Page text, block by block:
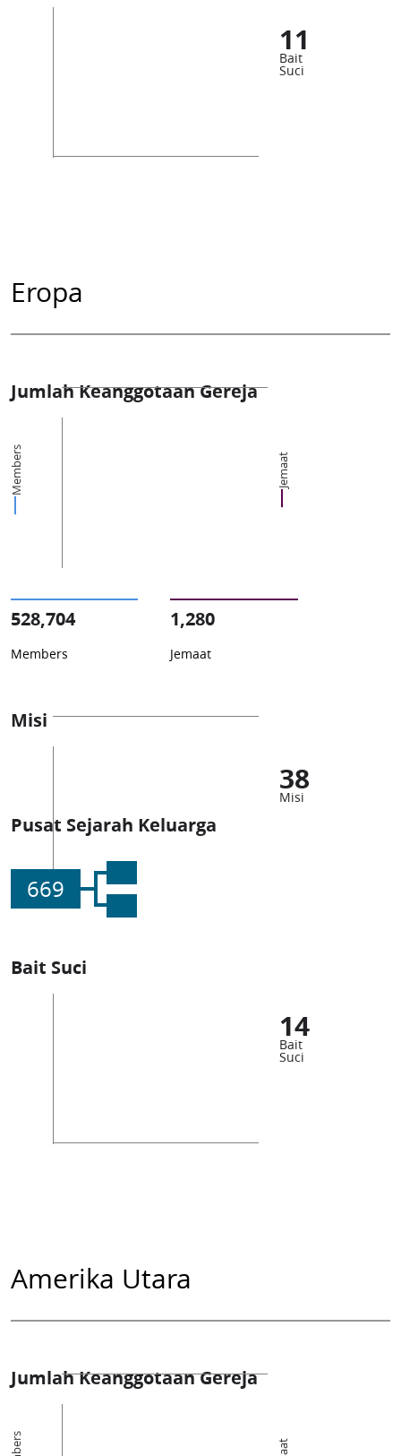
11
Bait
Suci
Eropa
Jumlah Keanggotaan Gereja
Members Jemaat
528,704
Members
1,280
Jemaat
Misi
38
Misi
Pusat Sejarah Keluarga
669
Bait Suci
14
Bait
Suci
Amerika Utara
Jumlah Keanggotaan Gereja